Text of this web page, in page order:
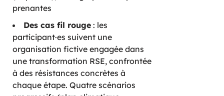
prenantes
Des cas fil rouge : les
participant·es suivent une
organisation fictive engagée dans
une transformation RSE, confrontée
à des résistances concrètes à
chaque étape. Quatre scénarios